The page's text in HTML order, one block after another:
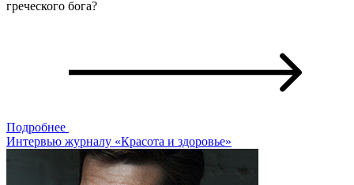
греческого бога?
Подробнее
Интервью журналу «Красота и здоровье»